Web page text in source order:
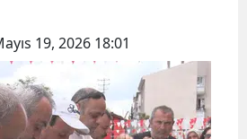
19, 2026 18:01